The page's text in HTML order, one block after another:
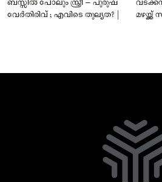
ബസ്സിൽ പോലും സ്ത്രീ – പുരുഷ
വേർതിരിവ് ; എവിടെ തുല്യത? |
മഴയ്ക്ക്